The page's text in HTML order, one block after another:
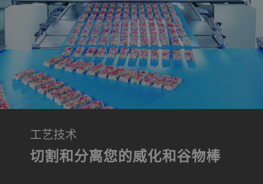
工艺技术
切割和分离您的威化和谷物棒